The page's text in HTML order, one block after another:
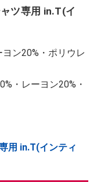
ツ専用 in.T(イ
ン20%・ポリウレ
・レーヨン20%・
用 in.T(インティ